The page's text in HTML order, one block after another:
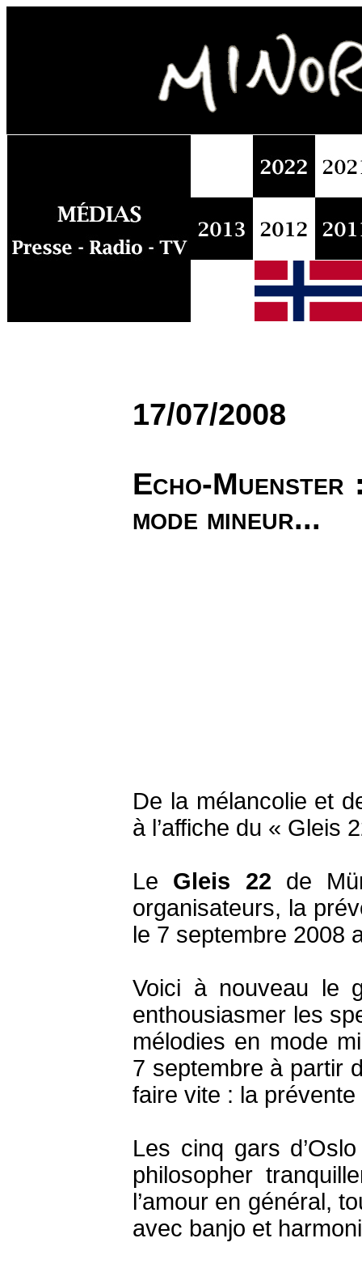
17/07/2008
Echo-Muenster
mode mineur...
De la mélancolie et
à l’affiche du « Gleis
Le Gleis 22 de
organisateurs, la
le 7 septembre 2008
Voici à nouveau le
enthousiasmer les
mélodies en mode
7 septembre à partir
faire vite : la
Les cinq gars
philosopher
l’amour en général,
avec banjo et